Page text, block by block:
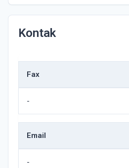
Kontak
Fax
-
Email
-